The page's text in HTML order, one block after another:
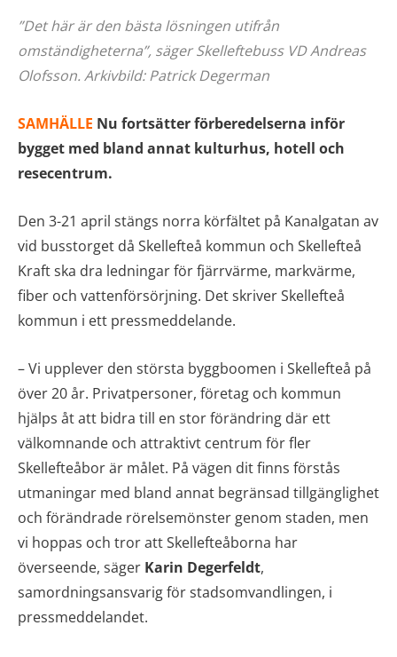
”Det här är den bästa lösningen utifrån
omständigheterna”, säger Skelleftebuss VD Andreas
Olofsson. Arkivbild: Patrick Degerman
SAMHÄLLE Nu fortsätter förberedelserna inför
bygget med bland annat kulturhus, hotell och
resecentrum.
Den 3-21 april stängs norra körfältet på Kanalgatan av
vid busstorget då Skellefteå kommun och Skellefteå
Kraft ska dra ledningar för fjärrvärme, markvärme,
fiber och vattenförsörjning. Det skriver Skellefteå
kommun i ett pressmeddelande.
– Vi upplever den största byggboomen i Skellefteå på
över 20 år. Privatpersoner, företag och kommun
hjälps åt att bidra till en stor förändring där ett
välkomnande och attraktivt centrum för fler
Skellefteåbor är målet. På vägen dit finns förstås
utmaningar med bland annat begränsad tillgänglighet
och förändrade rörelsemönster genom staden, men
vi hoppas och tror att Skellefteåborna har
överseende, säger Karin Degerfeldt,
samordningsansvarig för stadsomvandlingen, i
pressmeddelandet.